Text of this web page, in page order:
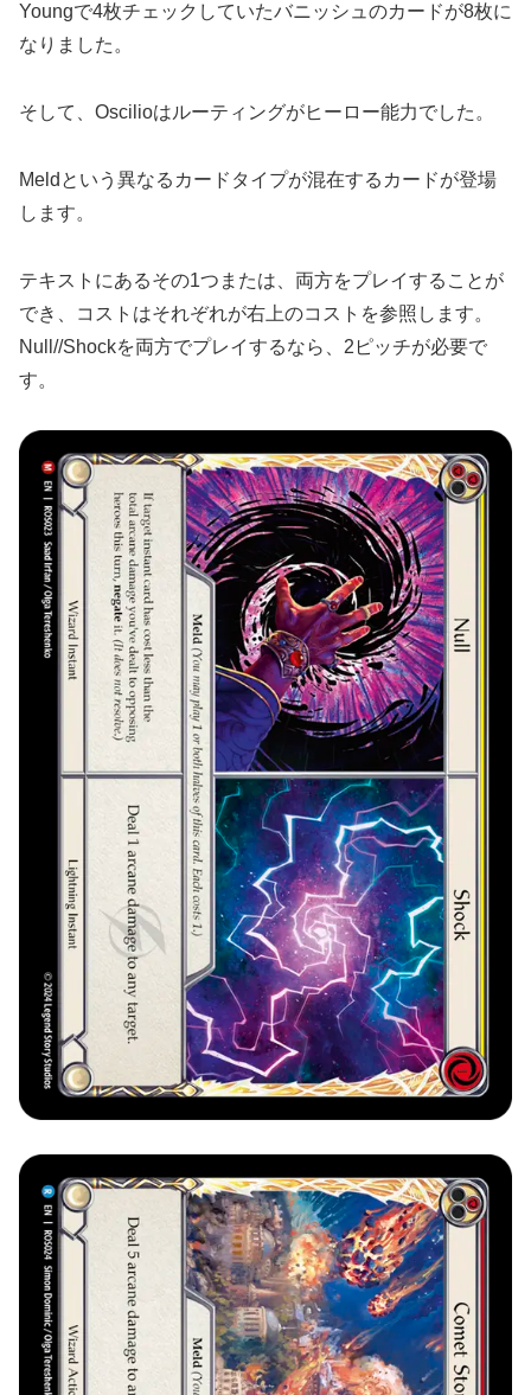
Youngで4枚チェックしていたバニッシュのカードが8枚に
なりました。
そして、Oscilioはルーティングがヒーロー能力でした。
Meldという異なるカードタイプが混在するカードが登場
します。
テキストにあるその1つまたは、両方をプレイすることが
でき、コストはそれぞれが右上のコストを参照します。
Null//Shockを両方でプレイするなら、2ピッチが必要で
す。